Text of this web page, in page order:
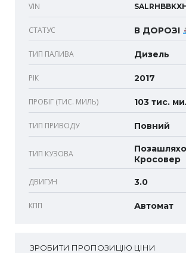
VIN
СТАТУС В ДОРОЗІ
ТИП ПАЛИВА Дизель
РІК 2017
ПРОБІГ (ТИС. МИЛЬ) 103 тис.
ТИП ПРИВОДУ Повний
ТИП КУЗОВА
Кросовер
ДВИГУН 3.0
КПП Автомат
ЗРОБИТИ ПРОПОЗИЦІЮ ЦІНИ